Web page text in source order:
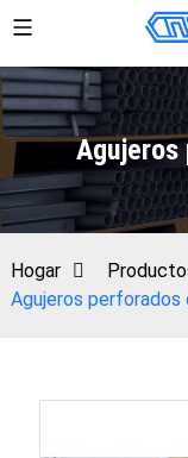
Hogar
Agujeros perforados